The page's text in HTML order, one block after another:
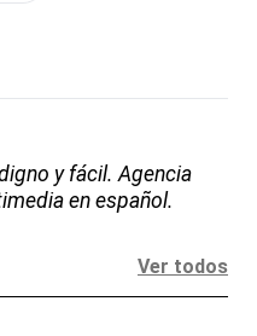
y fácil. Agencia
en español.
Ver todos